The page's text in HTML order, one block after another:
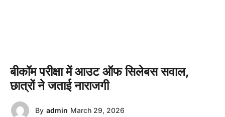
बीकॉम परीक्षा में आउट ऑफ सिलेबस सवाल,
छात्रों ने जताई नाराजगी
By admin March 29, 2026